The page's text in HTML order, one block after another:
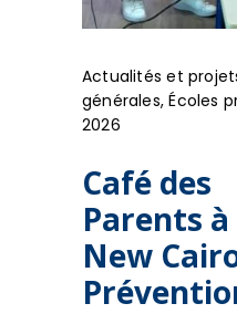
Actualités et
générales,Écoles
2026
Café des
Parents à
New